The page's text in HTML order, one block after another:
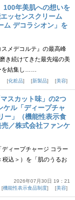
年美肌への想いを
ッセンスクリーム
ム デコラシオン」を
メデコルテ』の最高峰
き続けてきた最先端の美
を結集し……
化粧品 新製品 美容
スカット味」の2つ
ケル「ディープチャ
ー」（機能性表示食
／株式会社ファンケ
ィープチャージ コラー
込＞）を「肌のうるお
2026年07月30日 19：21
機能性表示食品制度 美容